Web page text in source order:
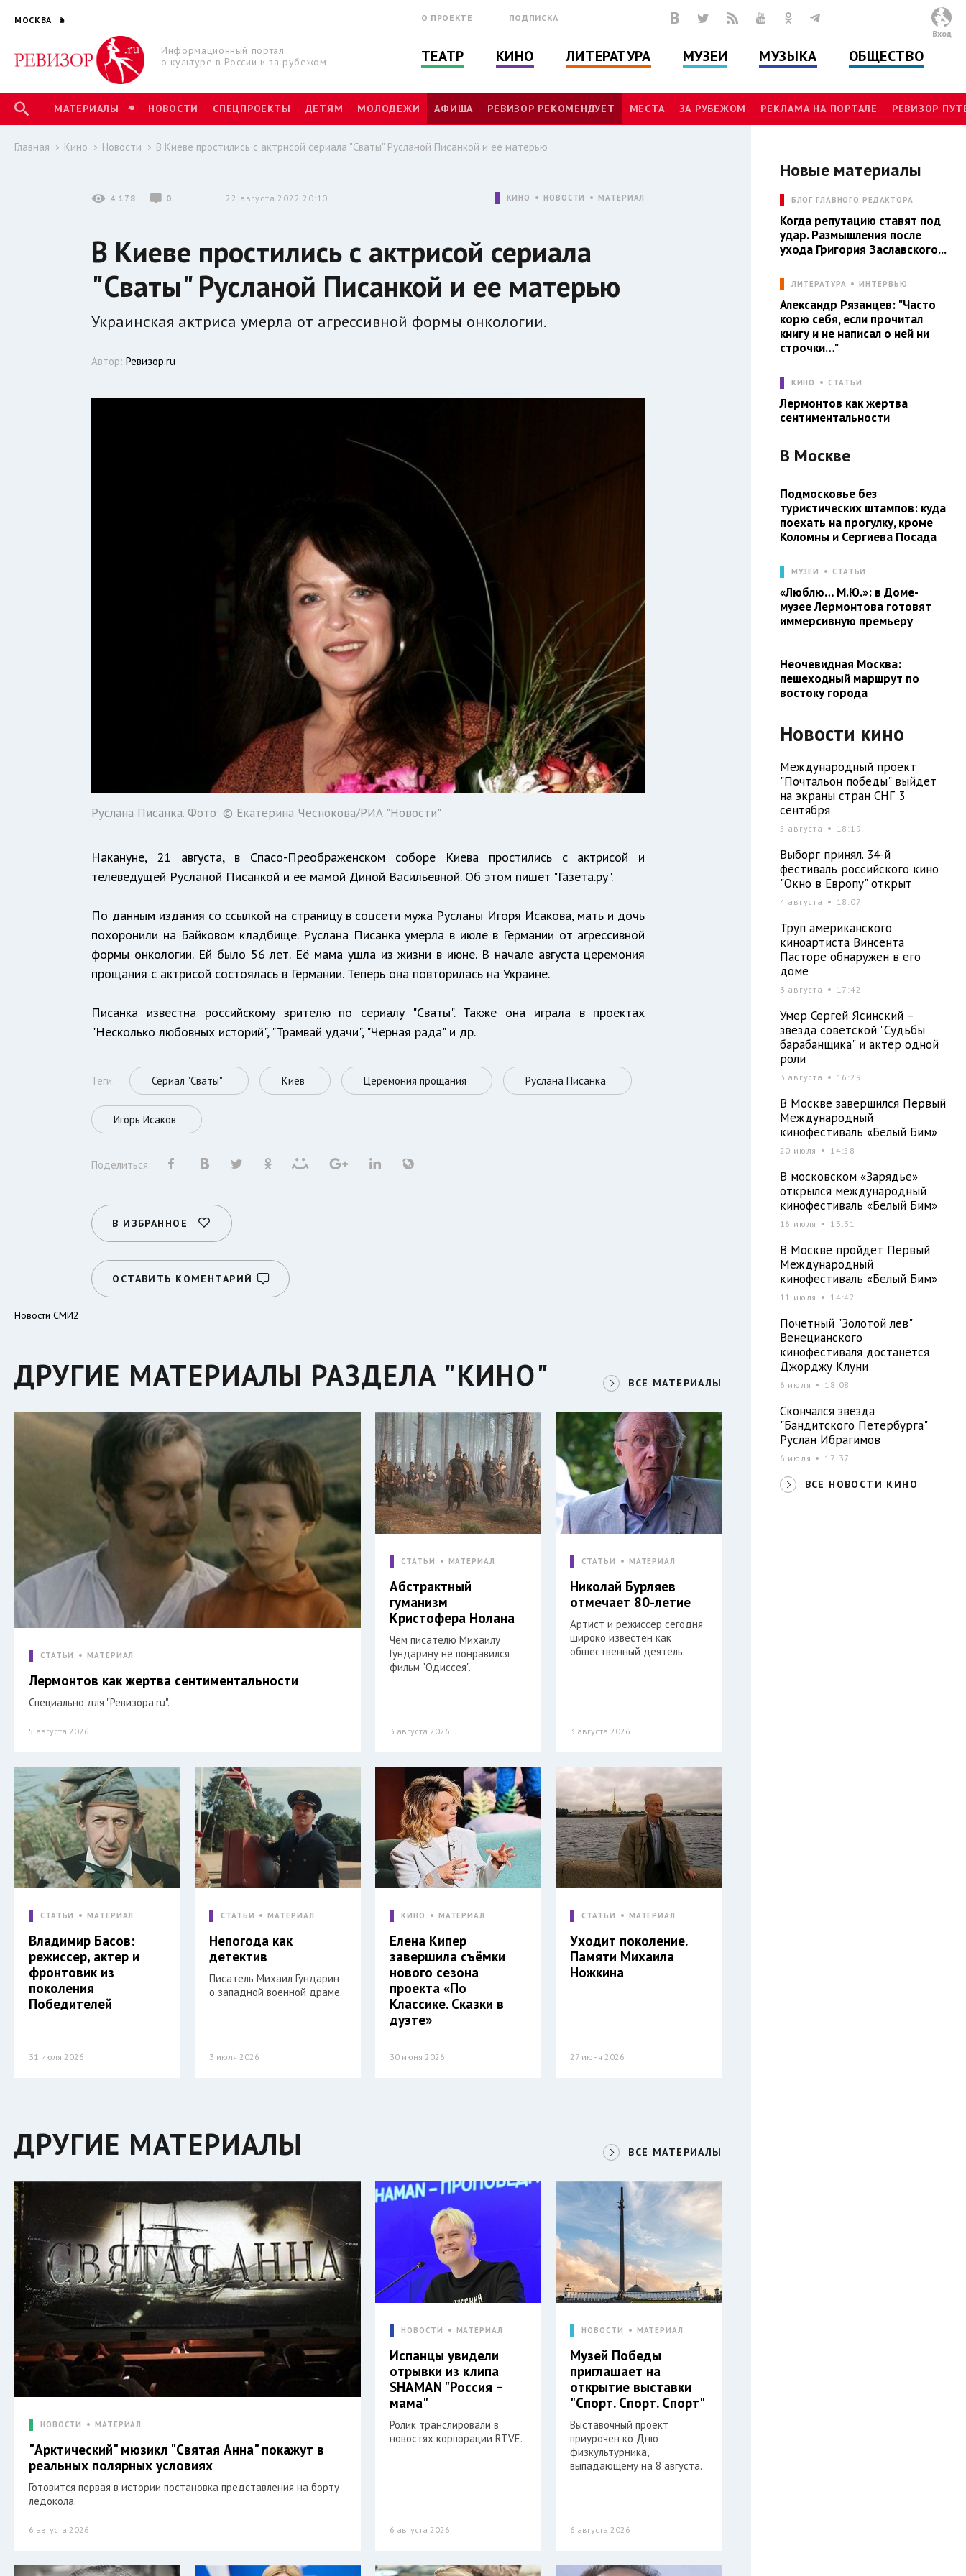
МОСКВА
Информационный портал
о культуре в России и за рубежом
О ПРОЕКТЕ ПОДПИСКА
ТЕАТР КИНО ЛИТЕРАТУРА МУЗЕИ МУЗЫКА ОБЩЕСТВО
Вход
МАТЕРИАЛЫ НОВОСТИ СПЕЦПРОЕКТЫ ДЕТЯМ МОЛОДЕЖИ АФИША РЕВИЗОР РЕКОМЕНДУЕТ МЕСТА ЗА РУБЕЖОМ РЕКЛАМА НА ПОРТАЛЕ РЕВИЗОР
Главная Кино Новости В Киеве простились с актрисой сериала "Сваты" Русланой Писанкой и ее матерью
4 178 0 22 августа 2022 20:10 КИНО НОВОСТИ МАТЕРИАЛ
В Киеве простились с актрисой сериала
"Сваты" Русланой Писанкой и ее матерью
Украинская актриса умерла от агрессивной формы онкологии.
Автор:Ревизор.ru
Руслана Писанка. Фото: © Екатерина Чеснокова/РИА "Новости"
Накануне, 21 августа, в Спасо-Преображенском соборе Киева простились с актрисой и
телеведущей Русланой Писанкой и ее мамой Диной Васильевной. Об этом пишет "Газета.ру".
По данным издания со ссылкой на страницу в соцсети мужа Русланы Игоря Исакова, мать и дочь
похоронили на Байковом кладбище. Руслана Писанка умерла в июле в Германии от агрессивной
формы онкологии. Ей было 56 лет. Её мама ушла из жизни в июне. В начале августа церемония
прощания с актрисой состоялась в Германии. Теперь она повторилась на Украине.
Писанка известна российскому зрителю по сериалу "Сваты". Также она играла в проектах
"Несколько любовных историй", "Трамвай удачи", "Черная рада" и др.
Теги: Сериал "Сваты" Киев Церемония прощания Руслана Писанка
Игорь Исаков
Поделиться:
В ИЗБРАННОЕ
ОСТАВИТЬ КОМЕНТАРИЙ
Новости СМИ2
ДРУГИЕ МАТЕРИАЛЫ РАЗДЕЛА "КИНО" ВСЕ МАТЕРИАЛЫ
СТАТЬИ МАТЕРИАЛ
Лермонтов как жертва сентиментальности
Специально для "Ревизора.ru".
5 августа 2026
СТАТЬИ МАТЕРИАЛ
Абстрактный
гуманизм
Кристофера Нолана
Чем писателю Михаилу
Гундарину не понравился
фильм "Одиссея".
3 августа 2026
СТАТЬИ МАТЕРИАЛ
Николай Бурляев
отмечает 80-летие
Артист и режиссер сегодня
широко известен как
общественный деятель.
3 августа 2026
СТАТЬИ МАТЕРИАЛ
Владимир Басов:
режиссер, актер и
фронтовик из
поколения
Победителей
31 июля 2026
СТАТЬИ МАТЕРИАЛ
Непогода как
детектив
Писатель Михаил Гундарин
о западной военной драме.
3 июля 2026
КИНО МАТЕРИАЛ
Елена Кипер
завершила съёмки
нового сезона
проекта «По
Классике. Сказки в
дуэте»
30 июня 2026
СТАТЬИ МАТЕРИАЛ
Уходит поколение.
Памяти Михаила
Ножкина
27 июня 2026
ДРУГИЕ МАТЕРИАЛЫ ВСЕ МАТЕРИАЛЫ
НОВОСТИ МАТЕРИАЛ
"Арктический" мюзикл "Святая Анна" покажут в
реальных полярных условиях
Готовится первая в истории постановка представления на борту
ледокола.
6 августа 2026
НОВОСТИ МАТЕРИАЛ
Испанцы увидели
отрывки из клипа
SHAMAN "Россия –
мама"
Ролик транслировали в
новостях корпорации RTVE.
6 августа 2026
НОВОСТИ МАТЕРИАЛ
Музей Победы
приглашает на
открытие выставки
"Спорт. Спорт. Спорт"
Выставочный проект
приурочен ко Дню
физкультурника,
выпадающему на 8 августа.
6 августа 2026
Новые материалы
БЛОГ ГЛАВНОГО РЕДАКТОРА
Когда репутацию ставят под
удар. Размышления после
ухода Григория Заславского...
ЛИТЕРАТУРА ИНТЕРВЬЮ
Александр Рязанцев: "Часто
корю себя, если прочитал
книгу и не написал о ней ни
строчки…"
КИНО СТАТЬИ
Лермонтов как жертва
сентиментальности
В Москве
Подмосковье без
туристических штампов: куда
поехать на прогулку, кроме
Коломны и Сергиева Посада
МУЗЕИ СТАТЬИ
«Люблю… М.Ю.»: в Доме-
музее Лермонтова готовят
иммерсивную премьеру
Неочевидная Москва:
пешеходный маршрут по
востоку города
Новости кино
Международный проект
"Почтальон победы" выйдет
на экраны стран СНГ 3
сентября
5 августа 18:19
Выборг принял. 34-й
фестиваль российского кино
"Окно в Европу" открыт
4 августа 18:07
Труп американского
киноартиста Винсента
Пасторе обнаружен в его
доме
3 августа 17:42
Умер Сергей Ясинский –
звезда советской "Судьбы
барабанщика" и актер одной
роли
3 августа 16:29
В Москве завершился Первый
Международный
кинофестиваль «Белый Бим»
20 июля 14:58
В московском «Зарядье»
открылся международный
кинофестиваль «Белый Бим»
16 июля 13:31
В Москве пройдет Первый
Международный
кинофестиваль «Белый Бим»
11 июля 14:42
Почетный "Золотой лев"
Венецианского
кинофестиваля достанется
Джорджу Клуни
6 июля 18:08
Скончался звезда
"Бандитского Петербурга"
Руслан Ибрагимов
6 июля 17:37
ВСЕ НОВОСТИ КИНО